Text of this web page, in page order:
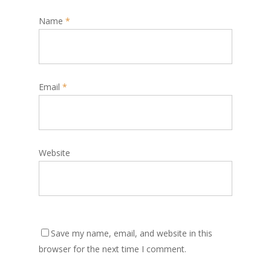
Name *
Email *
Website
Save my name, email, and website in this
browser for the next time I comment.